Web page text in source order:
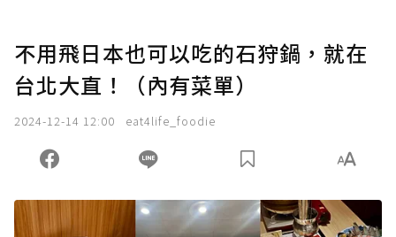
不用飛日本也可以吃的石狩鍋，就在
台北大直！（內有菜單）
2024-12-14 12:00 eat4life_foodie